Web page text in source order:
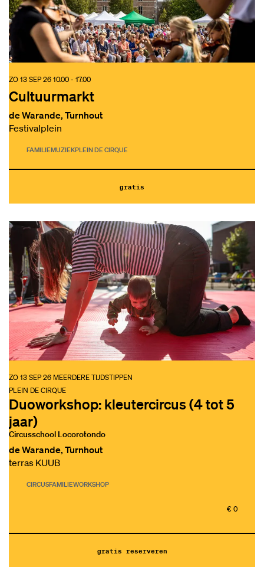
Cultuurmarkt
ZO 13 SEP 2610.00 - 17.00
de Warande, Turnhout
Festivalplein
FAMILIEMUZIEKPLEIN DE CIRQUE
gratis
Duoworkshop: kleutercircus (4 tot 5
jaar)
Circusschool Locorotondo
PLEIN DE CIRQUE
ZO 13 SEP 26 MEERDERE TIJDSTIPPEN
de Warande, Turnhout
terras KUUB
CIRCUSFAMILIEWORKSHOP
€ 0
gratis reserveren